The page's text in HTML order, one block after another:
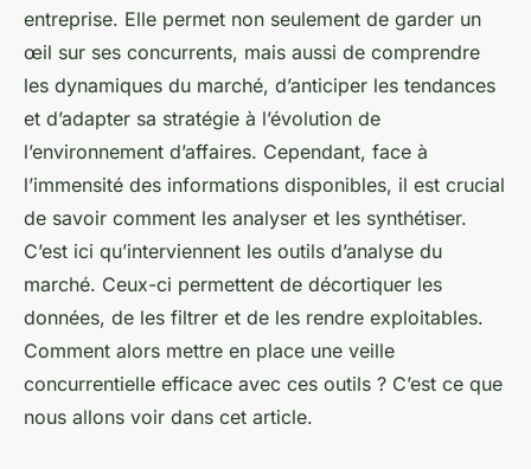
entreprise. Elle permet non seulement de garder un
œil sur ses concurrents, mais aussi de comprendre
les dynamiques du marché, d’anticiper les tendances
et d’adapter sa stratégie à l’évolution de
l’environnement d’affaires. Cependant, face à
l’immensité des informations disponibles, il est crucial
de savoir comment les analyser et les synthétiser.
C’est ici qu’interviennent les outils d’analyse du
marché. Ceux-ci permettent de décortiquer les
données, de les filtrer et de les rendre exploitables.
Comment alors mettre en place une veille
concurrentielle efficace avec ces outils ? C’est ce que
nous allons voir dans cet article.